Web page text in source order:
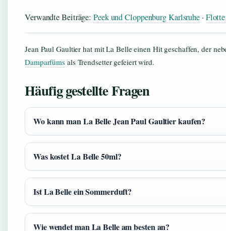
Verwandte Beiträge:Peek und Cloppenburg Karlsruhe ·
Jean Paul Gaultier hat mit La Belle einen Hit geschaffen, der
Damparfüms als Trendsetter gefeiert wird.
Häufig gestellte Fragen
Wo kann man La Belle Jean Paul Gaultier kaufen?
Was kostet La Belle 50ml?
Ist La Belle ein Sommerduft?
Wie wendet man La Belle am besten an?